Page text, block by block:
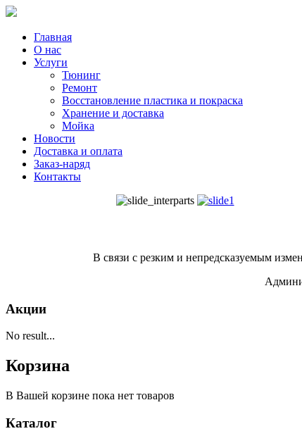
Главная
О нас
Услуги
Тюнинг
Ремонт
Восстановление пластика и покраска
Хранение и доставка
Мойка
Новости
Доставка и оплата
Заказ-наряд
Контакты
В связи с резким и непредсказуемым
Акции
No result...
Корзина
В Вашей корзине пока нет товаров
Каталог